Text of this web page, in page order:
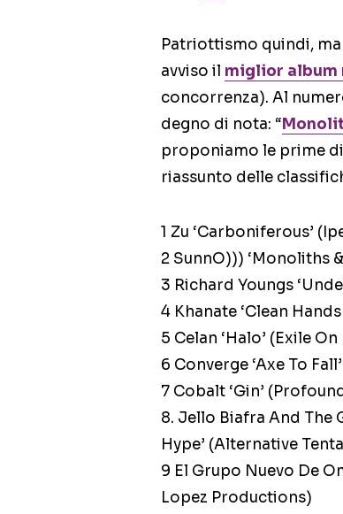
Patriottismo quindi,
avviso il miglior album
concorrenza). Al
degno di nota: “
proponiamo le prime
riassunto delle
1 Zu ‘Carboniferous’
2 SunnO))) ‘Monoliths
3 Richard Youngs
4 Khanate ‘Clean
5 Celan ‘Halo’ (Exile
6 Converge ‘Axe To
7 Cobalt ‘Gin’
8. Jello Biafra And The
Hype’ (Alternative
9 El Grupo Nuevo De
Lopez Productions)